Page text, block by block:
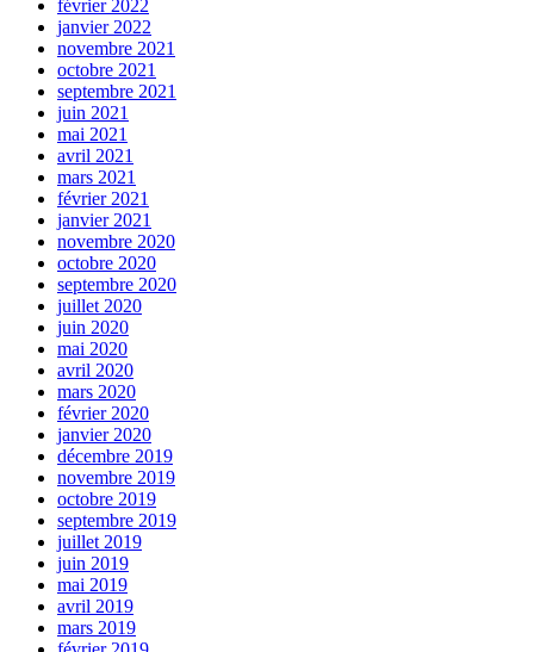
février 2022
janvier 2022
novembre 2021
octobre 2021
septembre 2021
juin 2021
mai 2021
avril 2021
mars 2021
février 2021
janvier 2021
novembre 2020
octobre 2020
septembre 2020
juillet 2020
juin 2020
mai 2020
avril 2020
mars 2020
février 2020
janvier 2020
décembre 2019
novembre 2019
octobre 2019
septembre 2019
juillet 2019
juin 2019
mai 2019
avril 2019
mars 2019